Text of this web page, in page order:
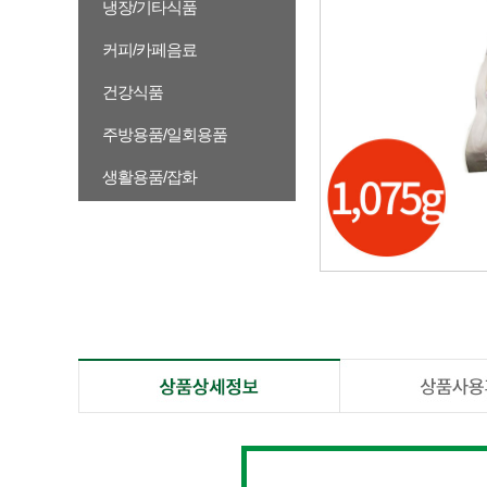
냉장/기타식품
커피/카페음료
건강식품
주방용품/일회용품
생활용품/잡화